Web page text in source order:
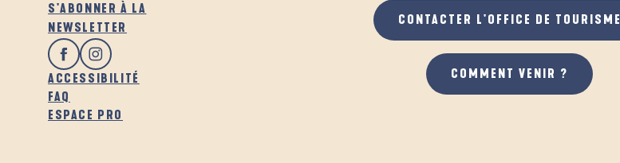
S'ABONNER À LA
NEWSLETTER
ACCESSIBILITÉ
FAQ
ESPACE PRO
CONTACTER L'OFFICE DE TOURISME
COMMENT VENIR ?